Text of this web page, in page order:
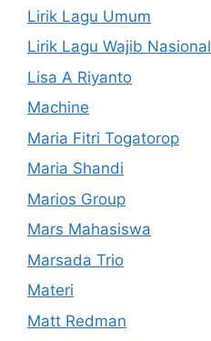
Lirik Lagu Umum
Lirik Lagu Wajib Nasional
Lisa A Riyanto
Machine
Maria Fitri Togatorop
Maria Shandi
Marios Group
Mars Mahasiswa
Marsada Trio
Materi
Matt Redman